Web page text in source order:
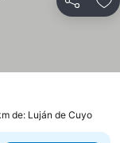
Compartir
de: Luján de Cuyo